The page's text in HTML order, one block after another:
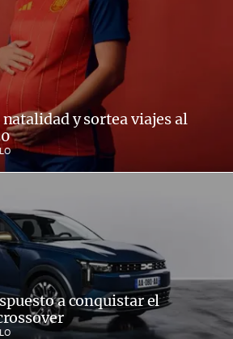
y sortea viajes al
a conquistar el